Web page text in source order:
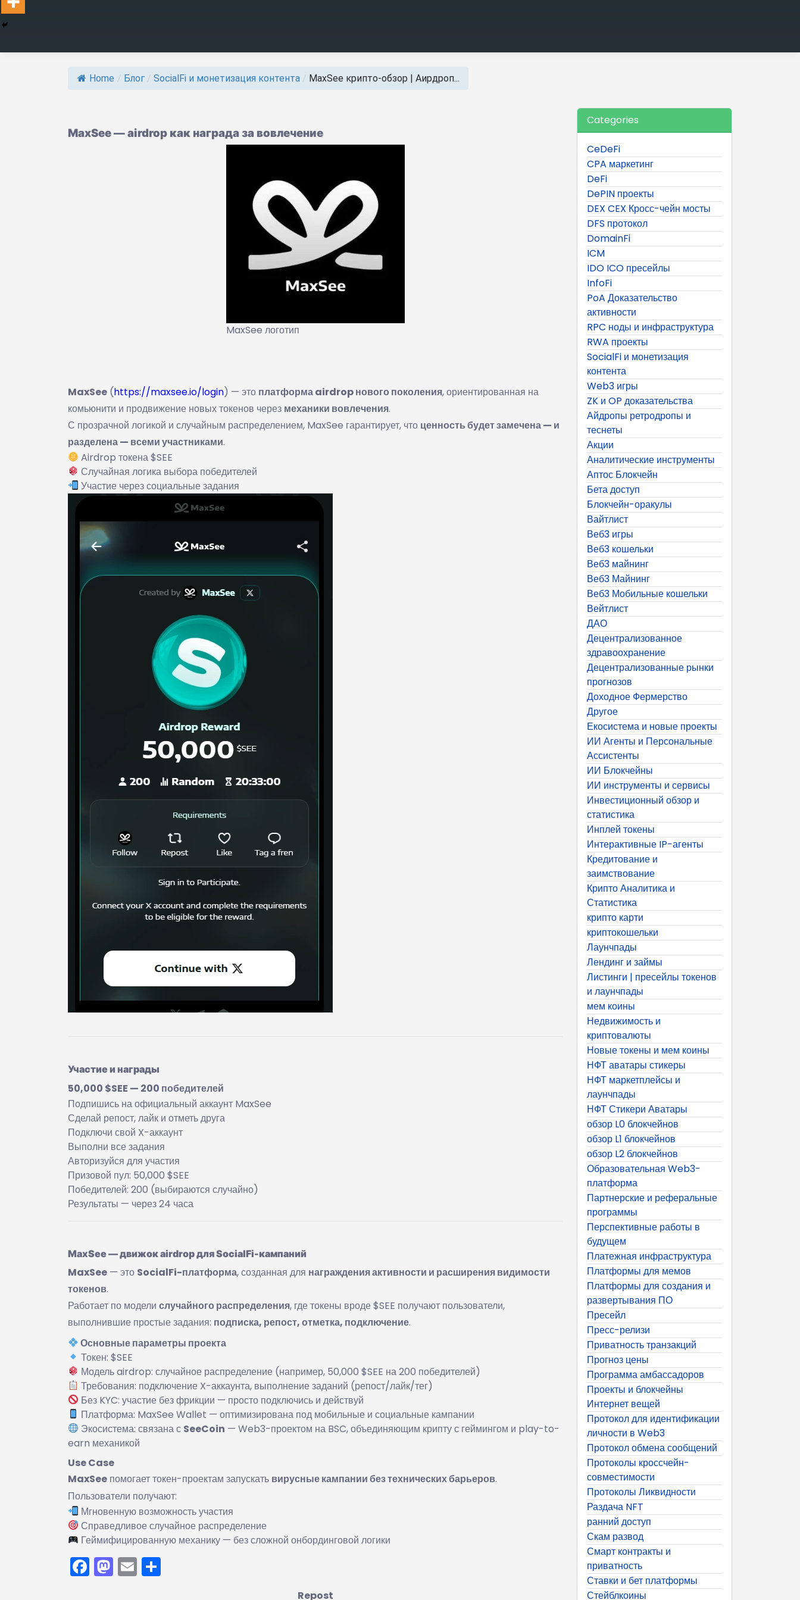
Home / Блог / SocialFi и монетизация контента / MaxSee крипто-обзор | Аирдроп...
MaxSee — airdrop как награда за вовлечение
MaxSee логотип
MaxSee (https://maxsee.io/login) — это платформа airdrop нового поколения, ориентированная на
комьюнити и продвижение новых токенов через механики вовлечения.
С прозрачной логикой и случайным распределением, MaxSee гарантирует, что ценность будет замечена — и
разделена — всеми участниками.
Airdrop токена $SEE
Случайная логика выбора победителей
Участие через социальные задания
Участие и награды
50,000 $SEE — 200 победителей
Подпишись на официальный аккаунт MaxSee
Сделай репост, лайк и отметь друга
Подключи свой X-аккаунт
Выполни все задания
Авторизуйся для участия
Призовой пул: 50,000 $SEE
Победителей: 200 (выбираются случайно)
Результаты — через 24 часа
MaxSee — движок airdrop для SocialFi-кампаний
MaxSee — это SocialFi-платформа, созданная для награждения активности и расширения видимости
токенов.
Работает по модели случайного распределения, где токены вроде $SEE получают пользователи,
выполнившие простые задания: подписка, репост, отметка, подключение.
Основные параметры проекта
Токен: $SEE
Модель airdrop: случайное распределение (например, 50,000 $SEE на 200 победителей)
Требования: подключение X-аккаунта, выполнение заданий (репост/лайк/тег)
Без KYC: участие без фрикции — просто подключись и действуй
Платформа: MaxSee Wallet — оптимизирована под мобильные и социальные кампании
Экосистема: связана с SeeCoin — Web3-проектом на BSC, объединяющим крипту с геймингом и play-to-
earn механикой
Use Case
MaxSee помогает токен-проектам запускать вирусные кампании без технических барьеров.
Пользователи получают:
Мгновенную возможность участия
Справедливое случайное распределение
Геймифицированную механику — без сложной онбординговой логики
Facebook
Mastodon
Email
Repost
Categories
CeDeFi
CPA маркетинг
DeFi
DePIN проекты
DEX CEX Кросс-чейн мосты
DFS протокол
DomainFi
ICM
IDO ICO пресейлы
InfoFi
PoA Доказательство
активности
RPC ноды и инфраструктура
RWA проекты
SocialFi и монетизация
контента
Web3 игры
ZK и OP доказательства
Айдропы ретродропы и
теснеты
Акции
Аналитические инструменты
Аптос Блокчейн
Бета доступ
Блокчейн-оракулы
Вайтлист
Веб3 игры
Веб3 кошельки
Веб3 майнинг
Веб3 Майнинг
Веб3 Мобильные кошельки
Вейтлист
ДАО
Децентрализованное
здравоохранение
Децентрализованные рынки
прогнозов
Доходное Фермерство
Другое
Екосистема и новые проекты
ИИ Агенты и Персональные
Ассистенты
ИИ Блокчейны
ИИ инструменты и сервисы
Инвестиционный обзор и
статистика
Инплей токены
Интерактивные IP-агенты
Кредитование и
заимствование
Крипто Аналитика и
Статистика
крипто карти
криптокошельки
Лаунчпады
Лендинг и займы
Листинги | пресейлы токенов
и лаунчпады
мем коины
Недвижимость и
криптовалюты
Новые токены и мем коины
НФТ аватары стикеры
НФТ маркетплейсы и
лаунчпады
НФТ Стикери Аватары
обзор L0 блокчейнов
обзор L1 блокчейнов
обзор L2 блокчейнов
Образовательная Web3-
платформа
Партнерские и реферальные
программы
Перспективные работы в
будущем
Платежная инфраструктура
Платформы для мемов
Платформы для создания и
развертывания ПО
Пресейл
Пресс-релизи
Приватность транзакций
Прогноз цены
Программа амбассадоров
Проекты и блокчейны
Интернет вещей
Протокол для идентификации
личности в Web3
Протокол обмена сообщений
Протоколы кроссчейн-
совместимости
Протоколы Ликвидности
Раздача NFT
ранний доступ
Скам развод
Смарт контракты и
приватность
Ставки и бет платформы
Стейблкоины